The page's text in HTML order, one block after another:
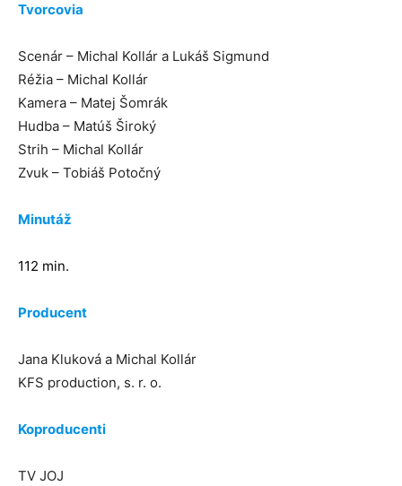
Tvorcovia
Scenár – Michal Kollár a Lukáš Sigmund
Réžia – Michal Kollár
Kamera – Matej Šomrák
Hudba – Matúš Široký
Strih – Michal Kollár
Zvuk – Tobiáš Potočný
Minutáž
112 min.
Producent
Jana Kluková a Michal Kollár
KFS production, s. r. o.
Koproducenti
TV JOJ